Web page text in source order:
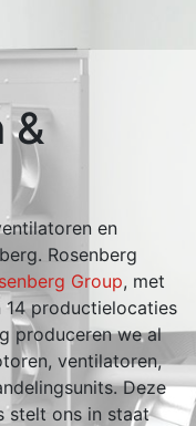
&
en
Rosenberg
Group, met
14 productielocaties
produceren we al
ventilatoren,
Deze
stelt ons in staat